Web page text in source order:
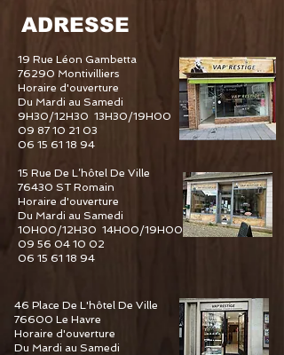
ADRESSE
19 Rue Léon Gambetta
76290 Montivilliers
Horaire d'ouverture
Du Mardi au Samedi
9H30/12H30 13H30/19H00
09 87 10 21 03
06 15 61 18 94
15 Rue De L’hôtel De Ville
76430 ST Romain
Horaire d'ouverture
Du Mardi au Samedi
10H00/12H30 14H00/19H00
09 56 04 10 02
06 15 61 18 94
46 Place De L'hôtel De Ville
76600 Le Havre
Horaire d'ouverture
Du Mardi au Samedi